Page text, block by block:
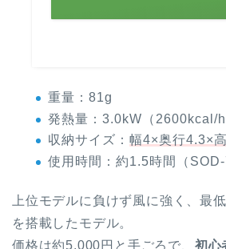
重量：81g
発熱量：3.0kW（2600kcal/h
収納サイズ： 幅4×奥行4.3×
使用時間：約1.5時間（SOD-
上位モデルに負けず風に強く、最
を搭載したモデル。
価格は約5,000円と手ごろで、 初心